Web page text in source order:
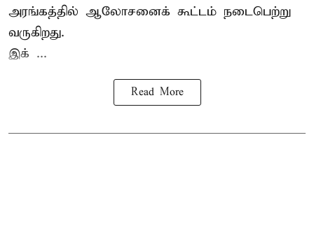
அரங்கத்தில் ஆலோசனைக் கூட்டம் நடைபெற்று
வருகிறது.
இக் ...
Read More